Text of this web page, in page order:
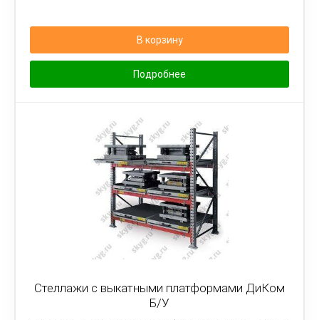
В корзину
Подробнее
Стеллажи с выкатными платформами ДиКом
Б/У